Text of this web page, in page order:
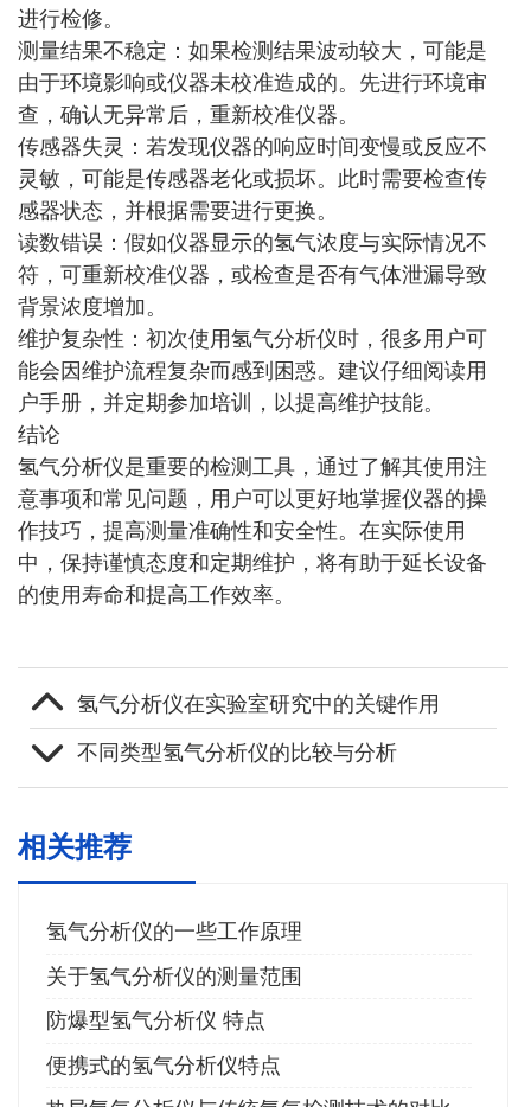
进行检修。
测量结果不稳定：如果检测结果波动较大，可能是
由于环境影响或仪器未校准造成的。先进行环境审
查，确认无异常后，重新校准仪器。
传感器失灵：若发现仪器的响应时间变慢或反应不
灵敏，可能是传感器老化或损坏。此时需要检查传
感器状态，并根据需要进行更换。
读数错误：假如仪器显示的氢气浓度与实际情况不
符，可重新校准仪器，或检查是否有气体泄漏导致
背景浓度增加。
维护复杂性：初次使用氢气分析仪时，很多用户可
能会因维护流程复杂而感到困惑。建议仔细阅读用
户手册，并定期参加培训，以提高维护技能。
结论
氢气分析仪是重要的检测工具，通过了解其使用注
意事项和常见问题，用户可以更好地掌握仪器的操
作技巧，提高测量准确性和安全性。在实际使用
中，保持谨慎态度和定期维护，将有助于延长设备
的使用寿命和提高工作效率。
氢气分析仪在实验室研究中的关键作用
不同类型氢气分析仪的比较与分析
相关推荐
氢气分析仪的一些工作原理
关于氢气分析仪的测量范围
防爆型氢气分析仪 特点
便携式的氢气分析仪特点